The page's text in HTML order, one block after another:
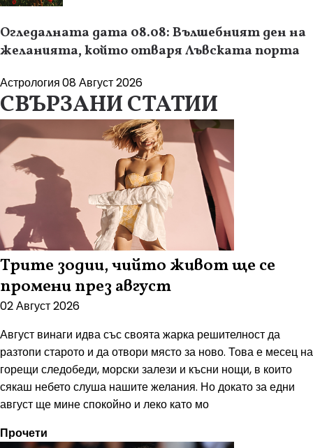
Огледалната дата 08.08: Вълшебният ден на
желанията, който отваря Лъвската порта
Астрология08 Август 2026
СВЪРЗАНИ СТАТИИ
Трите зодии, чийто живот ще се
промени през август
02 Август 2026
Август винаги идва със своята жарка решителност да
разтопи старото и да отвори място за ново. Това е месец на
горещи следобеди, морски залези и късни нощи, в които
сякаш небето слуша нашите желания. Но докато за едни
август ще мине спокойно и леко като мо
Прочети